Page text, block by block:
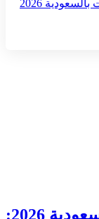
2026
حقوق وواجبات الموظف في السعودية 2026: